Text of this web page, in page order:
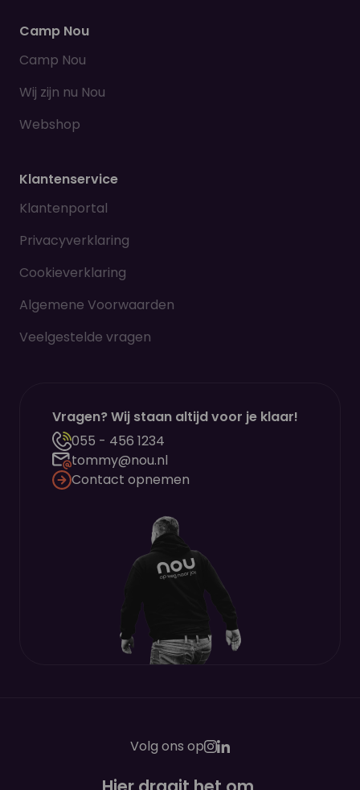
Camp Nou
Camp Nou
Wij zijn nu Nou
Webshop
Klantenservice
Klantenportal
Privacyverklaring
Cookieverklaring
Algemene Voorwaarden
Veelgestelde vragen
Vragen? Wij staan altijd voor je klaar!
055 - 456 1234
tommy@nou.nl
Contact opnemen
Volg ons op